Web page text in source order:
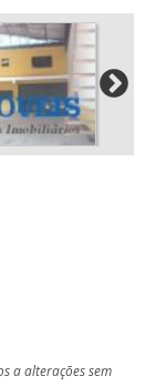
a alterações sem